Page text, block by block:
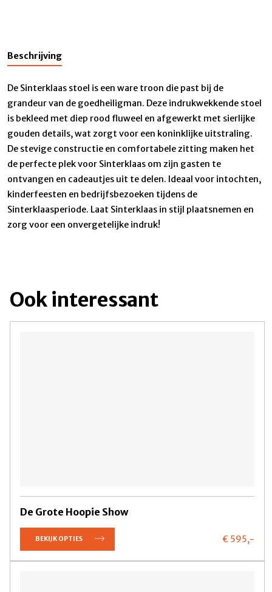
Beschrijving
De Sinterklaas stoel is een ware troon die past bij de
grandeur van de goedheiligman. Deze indrukwekkende stoel
is bekleed met diep rood fluweel en afgewerkt met sierlijke
gouden details, wat zorgt voor een koninklijke uitstraling.
De stevige constructie en comfortabele zitting maken het
de perfecte plek voor Sinterklaas om zijn gasten te
ontvangen en cadeautjes uit te delen. Ideaal voor intochten,
kinderfeesten en bedrijfsbezoeken tijdens de
Sinterklaasperiode. Laat Sinterklaas in stijl plaatsnemen en
zorg voor een onvergetelijke indruk!
Ook interessant
De Grote Hoopie Show
BEKIJK OPTIES € 595,-